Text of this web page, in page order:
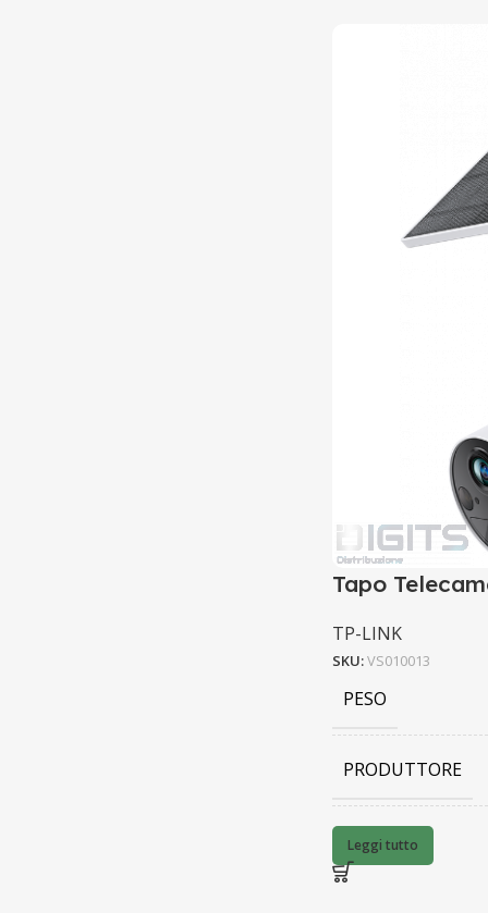
Tapo
TP-LINK
SKU:VS010013
PESO
PRODUTTORE
BARCODE
Leggi tutto